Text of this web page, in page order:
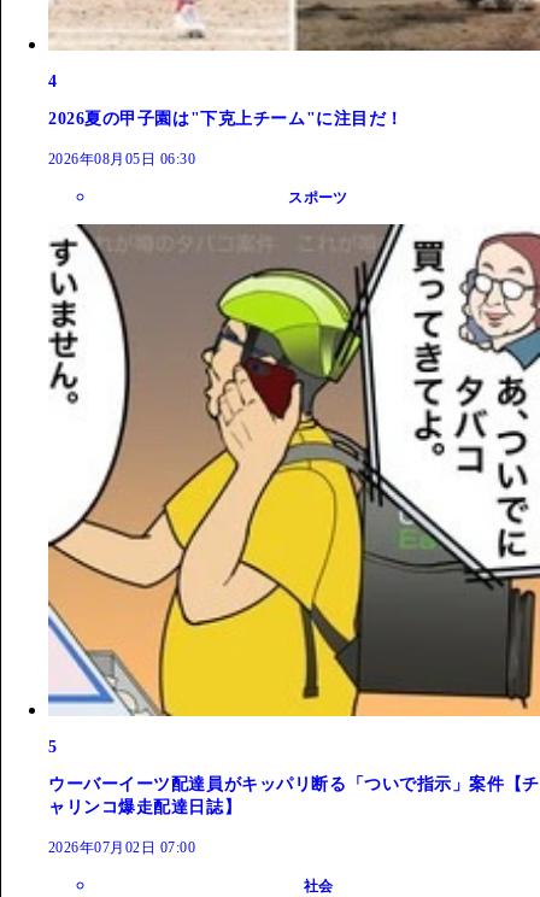
4
2026夏の甲子園は"下克上チーム"に注目だ！
2026年08月05日 06:30
スポーツ
5
ウーバーイーツ配達員がキッパリ断る「ついで指示」案件【チ
ャリンコ爆走配達日誌】
2026年07月02日 07:00
社会